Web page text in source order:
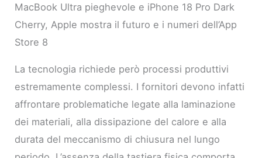
MacBook Ultra pieghevole e iPhone 18 Pro Dark
Cherry, Apple mostra il futuro e i numeri dell’App
Store 8
La tecnologia richiede però processi produttivi
estremamente complessi. I fornitori devono infatti
affrontare problematiche legate alla laminazione
dei materiali, alla dissipazione del calore e alla
durata del meccanismo di chiusura nel lungo